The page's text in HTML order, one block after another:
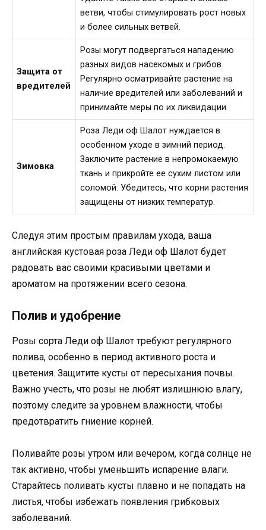
ветви, чтобы стимулировать рост новых
и более сильных ветвей.
Защита от
вредителей
Розы могут подвергаться нападению
разных видов насекомых и грибов.
Регулярно осматривайте растение на
наличие вредителей или заболеваний и
принимайте меры по их ликвидации.
Зимовка
Роза Леди оф Шалот нуждается в
особенном уходе в зимний период.
Заключите растение в непромокаемую
ткань и прикройте ее сухим листом или
соломой. Убедитесь, что корни растения
защищены от низких температур.
Следуя этим простым правилам ухода, ваша
английская кустовая роза Леди оф Шалот будет
радовать вас своими красивыми цветами и
ароматом на протяжении всего сезона.
Полив и удобрение
Розы сорта Леди оф Шалот требуют регулярного
полива, особенно в период активного роста и
цветения. Защитите кусты от пересыхания почвы.
Важно учесть, что розы не любят излишнюю влагу,
поэтому следите за уровнем влажности, чтобы
предотвратить гниение корней.
Поливайте розы утром или вечером, когда солнце не
так активно, чтобы уменьшить испарение влаги.
Старайтесь поливать кусты плавно и не попадать на
листья, чтобы избежать появления грибковых
заболеваний.